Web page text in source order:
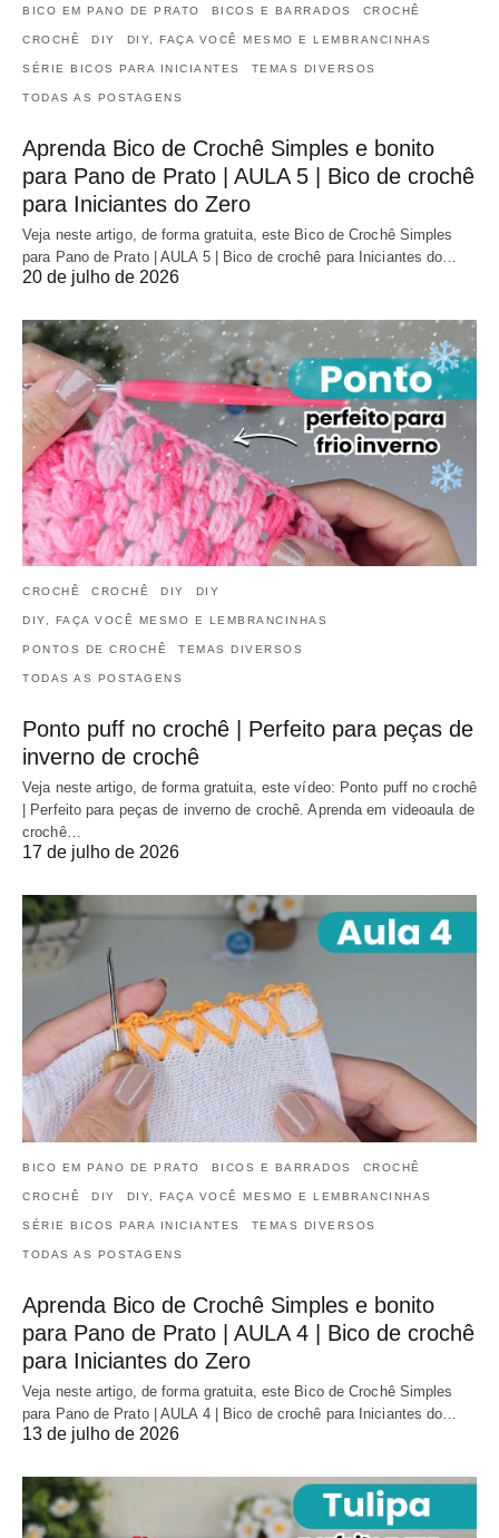
BICO EM PANO DE PRATO BICOS E BARRADOS CROCHÊ
CROCHÊ DIY DIY, FAÇA VOCÊ MESMO E LEMBRANCINHAS
SÉRIE BICOS PARA INICIANTES TEMAS DIVERSOS
TODAS AS POSTAGENS
Aprenda Bico de Crochê Simples e bonito
para Pano de Prato | AULA 5 | Bico de crochê
para Iniciantes do Zero
Veja neste artigo, de forma gratuita, este Bico de Crochê Simples
para Pano de Prato | AULA 5 | Bico de crochê para Iniciantes do…
20 de julho de 2026
CROCHÊ CROCHÊ DIY DIY
DIY, FAÇA VOCÊ MESMO E LEMBRANCINHAS
PONTOS DE CROCHÊ TEMAS DIVERSOS
TODAS AS POSTAGENS
Ponto puff no crochê | Perfeito para peças de
inverno de crochê
Veja neste artigo, de forma gratuita, este vídeo: Ponto puff no crochê
| Perfeito para peças de inverno de crochê. Aprenda em videoaula de
crochê…
17 de julho de 2026
BICO EM PANO DE PRATO BICOS E BARRADOS CROCHÊ
CROCHÊ DIY DIY, FAÇA VOCÊ MESMO E LEMBRANCINHAS
SÉRIE BICOS PARA INICIANTES TEMAS DIVERSOS
TODAS AS POSTAGENS
Aprenda Bico de Crochê Simples e bonito
para Pano de Prato | AULA 4 | Bico de crochê
para Iniciantes do Zero
Veja neste artigo, de forma gratuita, este Bico de Crochê Simples
para Pano de Prato | AULA 4 | Bico de crochê para Iniciantes do…
13 de julho de 2026